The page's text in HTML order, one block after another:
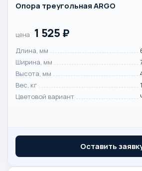
Опора треугольная ARGO
цена 1 525 ₽
Длина, мм
Ширина, мм
Высота, мм
Вес, кг
1
Цветовой вариант
Оставить